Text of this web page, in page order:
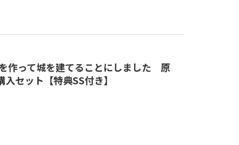
作って城を建てることにしました 原
セット【特典SS付き】